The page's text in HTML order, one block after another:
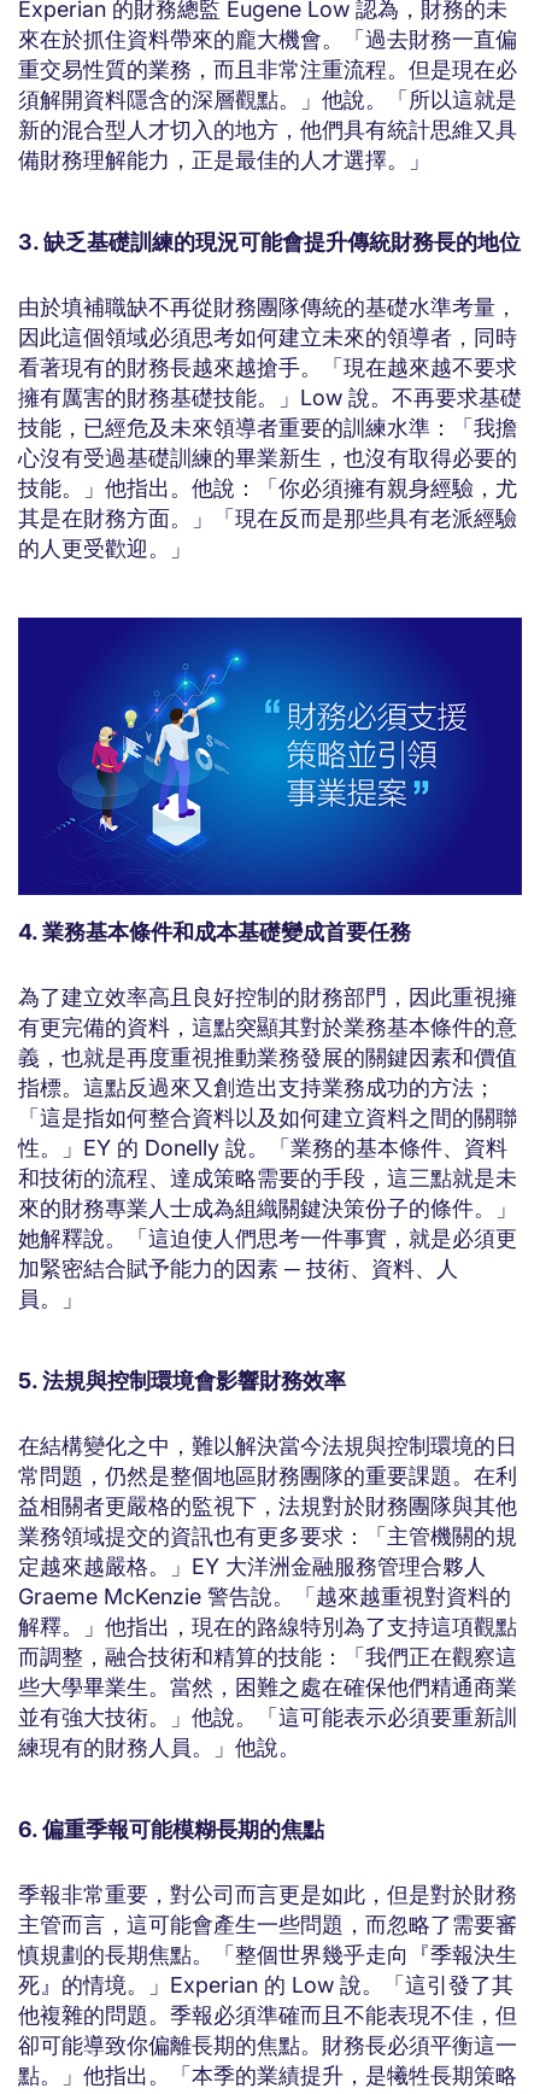
Experian 的財務總監 Eugene Low 認為，財務的未
來在於抓住資料帶來的龐大機會。「過去財務一直偏
重交易性質的業務，而且非常注重流程。但是現在必
須解開資料隱含的深層觀點。」他說。「所以這就是
新的混合型人才切入的地方，他們具有統計思維又具
備財務理解能力，正是最佳的人才選擇。」
3. 缺乏基礎訓練的現況可能會提升傳統財務長的地位
由於填補職缺不再從財務團隊傳統的基礎水準考量，
因此這個領域必須思考如何建立未來的領導者，同時
看著現有的財務長越來越搶手。「現在越來越不要求
擁有厲害的財務基礎技能。」Low 說。不再要求基礎
技能，已經危及未來領導者重要的訓練水準：「我擔
心沒有受過基礎訓練的畢業新生，也沒有取得必要的
技能。」他指出。他說：「你必須擁有親身經驗，尤
其是在財務方面。」「現在反而是那些具有老派經驗
的人更受歡迎。」
4. 業務基本條件和成本基礎變成首要任務
為了建立效率高且良好控制的財務部門，因此重視擁
有更完備的資料，這點突顯其對於業務基本條件的意
義，也就是再度重視推動業務發展的關鍵因素和價值
指標。這點反過來又創造出支持業務成功的方法；
「這是指如何整合資料以及如何建立資料之間的關聯
性。」EY 的 Donelly 說。「業務的基本條件、資料
和技術的流程、達成策略需要的手段，這三點就是未
來的財務專業人士成為組織關鍵決策份子的條件。」
她解釋說。「這迫使人們思考一件事實，就是必須更
加緊密結合賦予能力的因素 ─ 技術、資料、人
員。」
5. 法規與控制環境會影響財務效率
在結構變化之中，難以解決當今法規與控制環境的日
常問題，仍然是整個地區財務團隊的重要課題。在利
益相關者更嚴格的監視下，法規對於財務團隊與其他
業務領域提交的資訊也有更多要求：「主管機關的規
定越來越嚴格。」EY 大洋洲金融服務管理合夥人
Graeme McKenzie 警告說。「越來越重視對資料的
解釋。」他指出，現在的路線特別為了支持這項觀點
而調整，融合技術和精算的技能：「我們正在觀察這
些大學畢業生。當然，困難之處在確保他們精通商業
並有強大技術。」他說。「這可能表示必須要重新訓
練現有的財務人員。」他說。
6. 偏重季報可能模糊長期的焦點
季報非常重要，對公司而言更是如此，但是對於財務
主管而言，這可能會產生一些問題，而忽略了需要審
慎規劃的長期焦點。「整個世界幾乎走向『季報決生
死』的情境。」Experian 的 Low 說。「這引發了其
他複雜的問題。季報必須準確而且不能表現不佳，但
卻可能導致你偏離長期的焦點。財務長必須平衡這一
點。」他指出。「本季的業績提升，是犧牲長期策略